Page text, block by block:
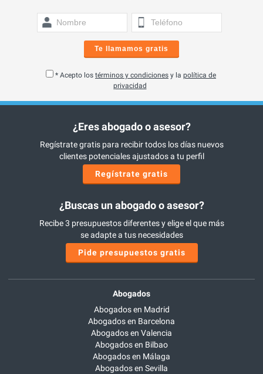
Te llamamos gratis
* Acepto los términos y condiciones y la política de
privacidad
¿Eres abogado o asesor?
Regístrate gratis para recibir todos los días nuevos
clientes potenciales ajustados a tu perfil
Regístrate gratis
¿Buscas un abogado o asesor?
Recibe 3 presupuestos diferentes y elige el que más
se adapte a tus necesidades
Pide presupuestos gratis
Abogados
Abogados en Madrid
Abogados en Barcelona
Abogados en Valencia
Abogados en Bilbao
Abogados en Málaga
Abogados en Sevilla